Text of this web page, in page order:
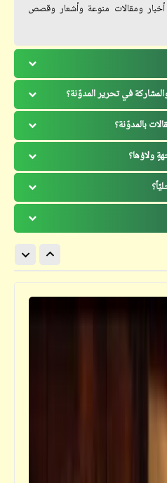
ومقالات منوعة وأشعار وقصص
في تحرير المدوّنة؟
بالمدوّنة؟
ولاؤها؟